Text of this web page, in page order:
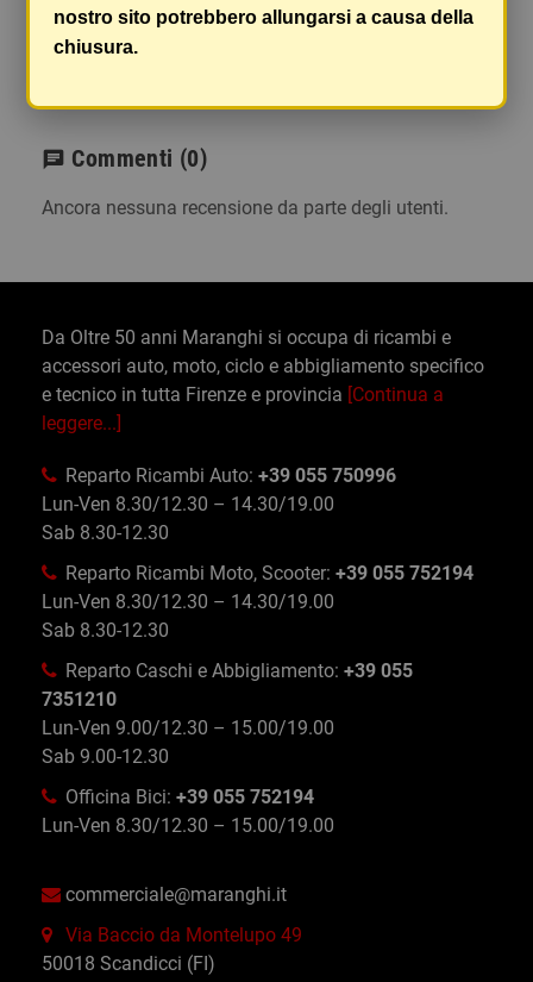
Le scatole hanno dimensioni adeguatamente
ampie e i vostri articoli son ben protetti.
chat Commenti (0)
Ancora nessuna recensione da parte degli utenti.
nostro sito potrebbero allungarsi a causa della
chiusura.
Da Oltre 50 anni Maranghi si occupa di ricambi e
accessori auto, moto, ciclo e abbigliamento specifico
e tecnico in tutta Firenze e provincia [Continua a
leggere...]
Reparto Ricambi Auto: +39 055 750996
Lun-Ven 8.30/12.30 – 14.30/19.00
Sab 8.30-12.30
Reparto Ricambi Moto, Scooter: +39 055 752194
Lun-Ven 8.30/12.30 – 14.30/19.00
Sab 8.30-12.30
Reparto Caschi e Abbigliamento: +39 055
7351210
Lun-Ven 9.00/12.30 – 15.00/19.00
Sab 9.00-12.30
Officina Bici: +39 055 752194
Lun-Ven 8.30/12.30 – 15.00/19.00
commerciale@maranghi.it
Via Baccio da Montelupo 49
50018 Scandicci (FI)